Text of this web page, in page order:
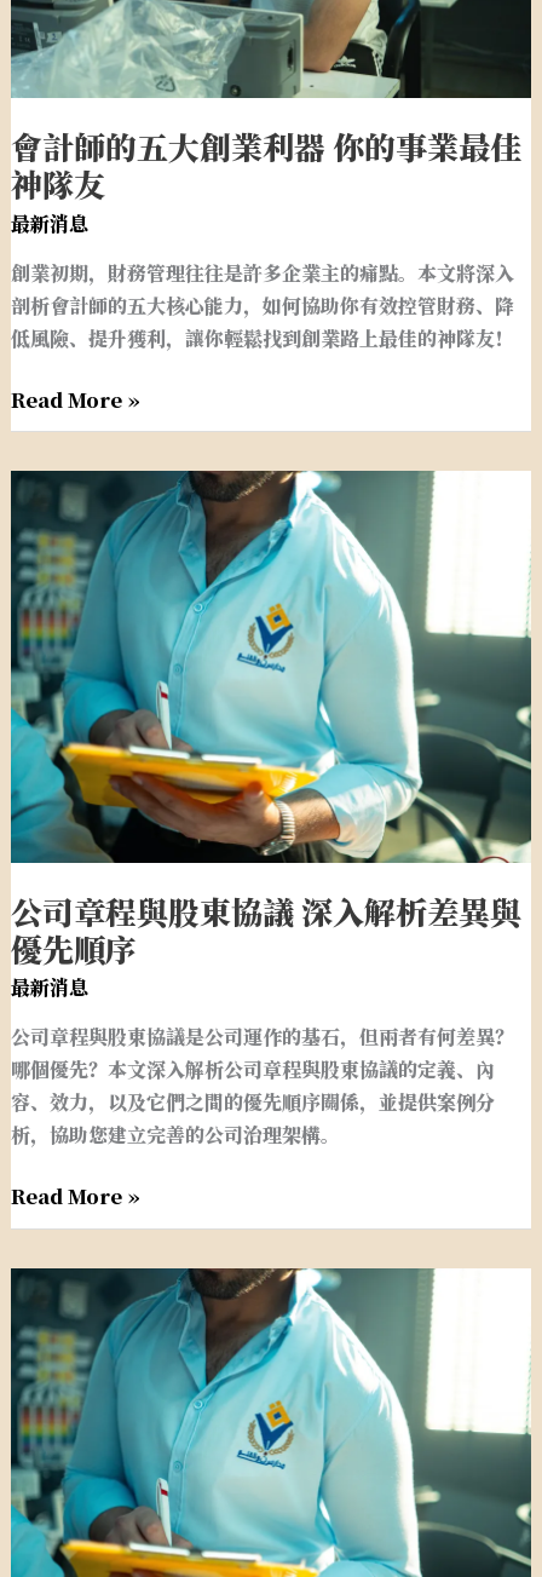
會計師的五大創業利器 你的事業最佳
神隊友
最新消息
創業初期，財務管理往往是許多企業主的痛點。本文將深入
剖析會計師的五大核心能力，如何協助你有效控管財務、降
低風險、提升獲利，讓你輕鬆找到創業路上最佳的神隊友！
器
你
的
業
最
佳
隊
友
Read More »
公司章程與股東協議 深入解析差異與
優先順序
最新消息
公司章程與股東協議是公司運作的基石，但兩者有何差異？
哪個優先？本文深入解析公司章程與股東協議的定義、內
容、效力，以及它們之間的優先順序關係，並提供案例分
析，協助您建立完善的公司治理架構。
公
章
程
與
股
東
協
議
深
入
解
差
異
與
先
順
序
Read More »
創
家
必
備
金
流
管
理